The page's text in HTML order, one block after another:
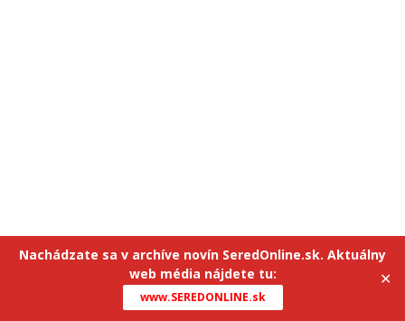
Nachádzate sa v archíve novín SeredOnline.sk. Aktuálny
web média nájdete tu:
www.SEREDONLINE.sk
✕